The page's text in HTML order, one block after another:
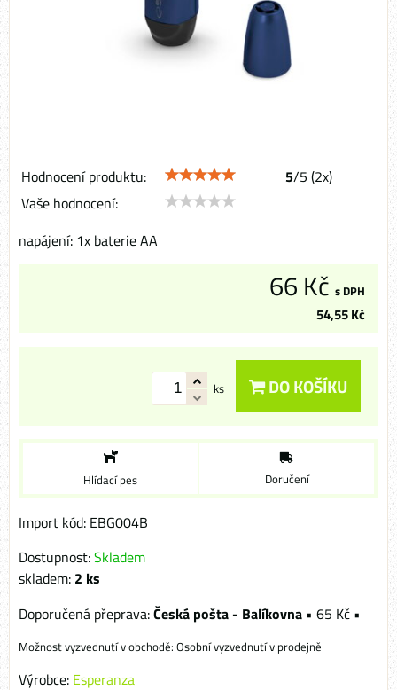
Hodnocení produktu: 5/5 (2x)
Vaše hodnocení:
napájení: 1x baterie AA
66 Kč s DPH
54,55 Kč
ks DO KOŠÍKU
Hlídací pes Doručení
Import kód: EBG004B
Dostupnost:Skladem
skladem: 2 ks
Česká pošta - Balíkovna • 65 Kč •
Osobní vyzvednutí v prodejně
Výrobce: Esperanza